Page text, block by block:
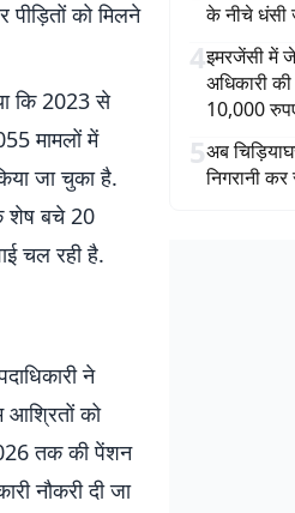
को मिलने
कि 2023 से
मामलों में
जा चुका है.
शेष बचे 20
चल रही है.
ने
आश्रितों को
तक की पेंशन
नौकरी दी जा
के नीचे धंसी
4इमरजेंसी में
अधिकारी
10,000
5अब
निगरानी